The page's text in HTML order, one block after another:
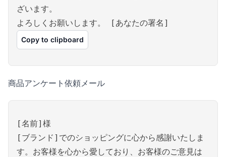
ざいます。
よろしくお願いします。 [あなたの署名]
Copy to clipboard
商品アンケート依頼メール
[名前]様
[ブランド]でのショッピングに心から感謝いたしま
す。お客様を心から愛しており、お客様のご意見は